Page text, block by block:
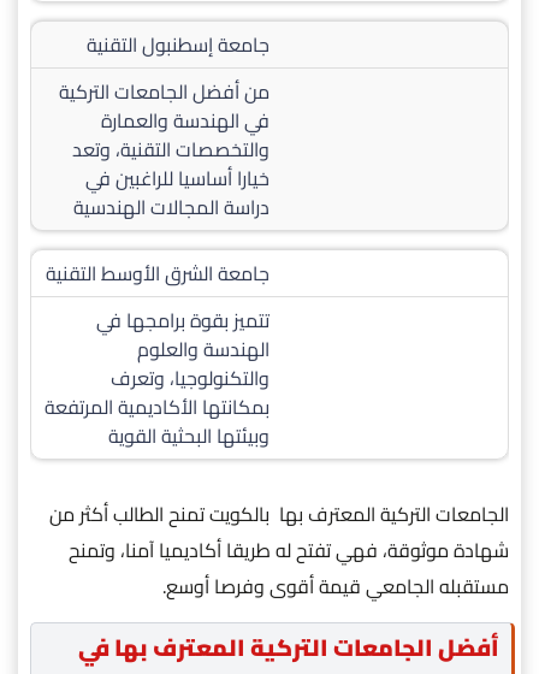
جامعة إسطنبول التقنية
من أفضل الجامعات التركية
في الهندسة والعمارة
والتخصصات التقنية، وتعد
خيارا أساسيا للراغبين في
دراسة المجالات الهندسية
جامعة الشرق الأوسط التقنية
تتميز بقوة برامجها في
الهندسة والعلوم
والتكنولوجيا، وتعرف
بمكانتها الأكاديمية المرتفعة
وبيئتها البحثية القوية
الجامعات التركية المعترف بها بالكويت تمنح الطالب أكثر من
شهادة موثوقة، فهي تفتح له طريقا أكاديميا آمنا، وتمنح
مستقبله الجامعي قيمة أقوى وفرصا أوسع.
أفضل الجامعات التركية المعترف بها في